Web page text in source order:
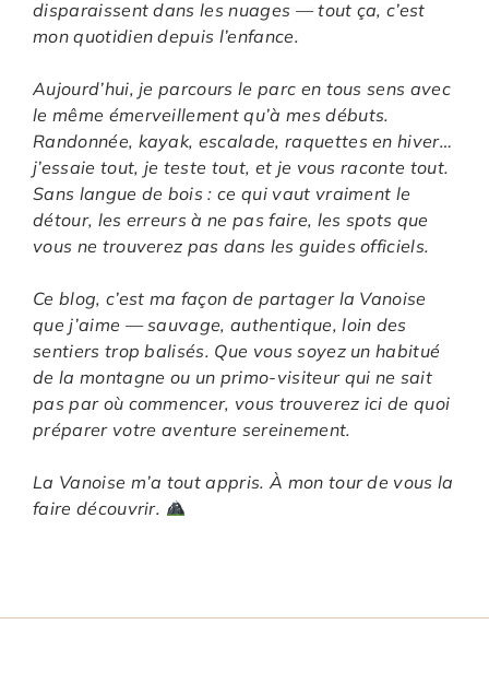
disparaissent dans les nuages — tout ça, c’est
mon quotidien depuis l’enfance.
Aujourd’hui, je parcours le parc en tous sens avec
le même émerveillement qu’à mes débuts.
Randonnée, kayak, escalade, raquettes en hiver…
j’essaie tout, je teste tout, et je vous raconte tout.
Sans langue de bois : ce qui vaut vraiment le
détour, les erreurs à ne pas faire, les spots que
vous ne trouverez pas dans les guides officiels.
Ce blog, c’est ma façon de partager la Vanoise
que j’aime — sauvage, authentique, loin des
sentiers trop balisés. Que vous soyez un habitué
de la montagne ou un primo-visiteur qui ne sait
pas par où commencer, vous trouverez ici de quoi
préparer votre aventure sereinement.
La Vanoise m’a tout appris. À mon tour de vous la
faire découvrir.